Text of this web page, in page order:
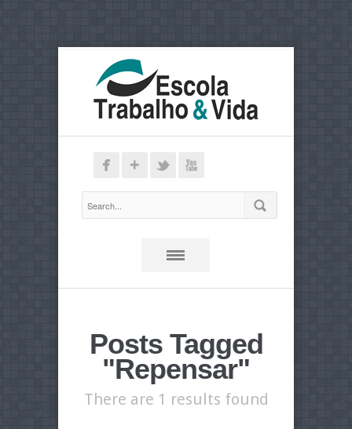
Posts Tagged
"Repensar"
There are 1 results found